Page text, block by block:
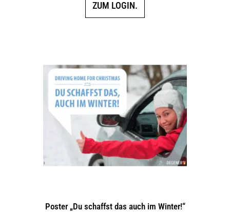
ZUM LOGIN.
Poster „Du schaffst das auch im Winter!“